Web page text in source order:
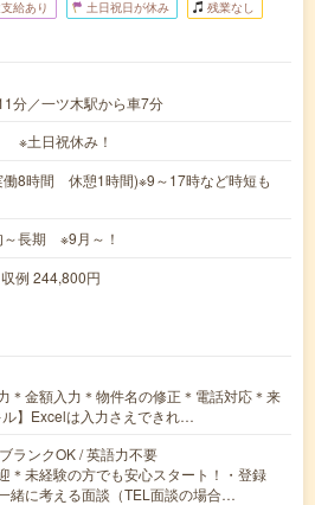
給あり 土日祝日が休み 残業なし
分／一ツ木駅から車7分
※土日祝休み！
8時間 休憩1時間)※9～17時など時短も
長期 ※9月～！
例 244,800円
＊金額入力＊物件名の修正＊電話対応＊来
】Excelは入力さえできれ…
ランクOK / 英語力不要
＊未経験の方でも安心スタート！・登録
緒に考える面談（TEL面談の場合…